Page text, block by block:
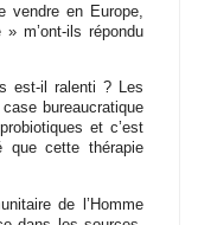
vendre en Europe,
m’ont-ils répondu
est-il ralenti ? Les
bureaucratique
et c’est
que cette thérapie
de l’Homme